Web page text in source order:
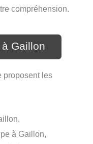
compréhension.
Gaillon
proposent les
à Gaillon,